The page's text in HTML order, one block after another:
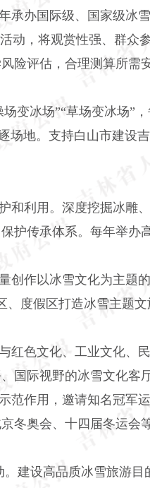
办国际级、国家级冰
动，将观赏性强、群
险评估，合理测算所
冰场”“草场变冰场”
场地。支持白山市建设
利用。深度挖掘冰雕
护传承体系。每年举
作以冰雪文化为主题
度假区打造冰雪主题
色文化、工业文化、
国际视野的冰雪文化客
作用，邀请知名冠军
冬奥会、十四届冬运会
设高品质冰雪旅游目